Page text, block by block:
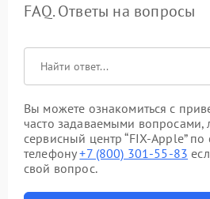
FAQ. Ответы на вопросы
Вы можете ознакомиться с
часто задаваемыми вопросами,
сервисный центр “FIX-Apple”
телефону+7 (800) 301-55-83
свой вопрос.